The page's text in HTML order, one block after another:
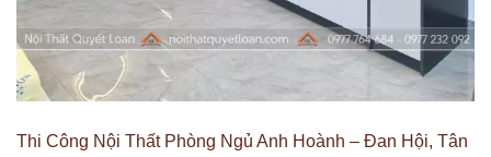
Thi Công Nội Thất Phòng Ngủ Anh Hoành – Đan Hội, Tân